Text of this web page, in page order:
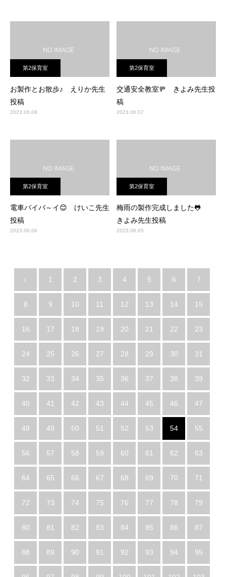
第2保育室
お製作とお散歩♪ えりか先生
投稿
2023.06.08
第2保育室
交通安全教室🚥 きよみ先生投
稿
2023.06.07
第2保育室
電車バイバ～イ😊 けいこ先生
投稿
2023.06.06
第2保育室
梅雨の製作完成しました🐸
きよみ先生投稿
2023.06.05
1 2 3 4 5 6 7
8 9 10 11 12 13 14 15
16 17 18 19 20 21 22 23
24 25 26 27 28 29 30 31
32 33 34 35 36 37 38 39
40 41 42 43 44 45 46 47
48 49 50 51 52 53 54 55
56 57 58 59 60 61 62 63
64 65 66 67 68 69 70 71
72 73 74 75 76 77 78 79
80 81 82 83 84 85 86 87
88 89 90 91 92 93 94 95